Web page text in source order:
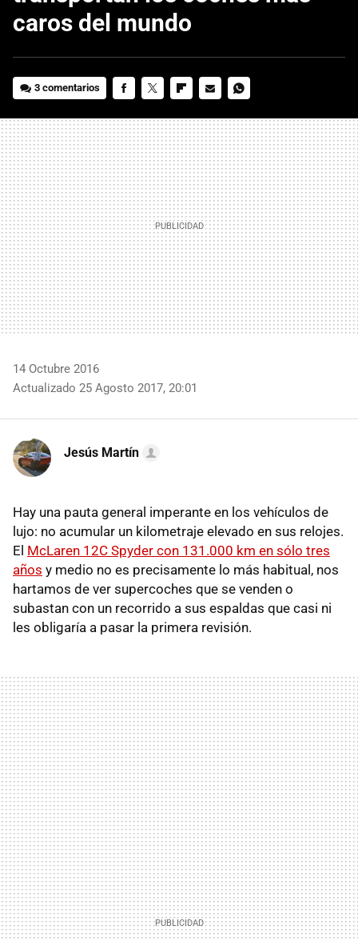
caros del mundo
3 comentarios
MAIL
14 Octubre 2016
Actualizado 25 Agosto 2017, 20:01
Jesús Martín
Hay una pauta general imperante en los vehículos de
lujo: no acumular un kilometraje elevado en sus relojes.
El McLaren 12C Spyder con 131.000 km en sólo tres
años y medio no es precisamente lo más habitual, nos
hartamos de ver supercoches que se venden o
subastan con un recorrido a sus espaldas que casi ni
les obligaría a pasar la primera revisión.